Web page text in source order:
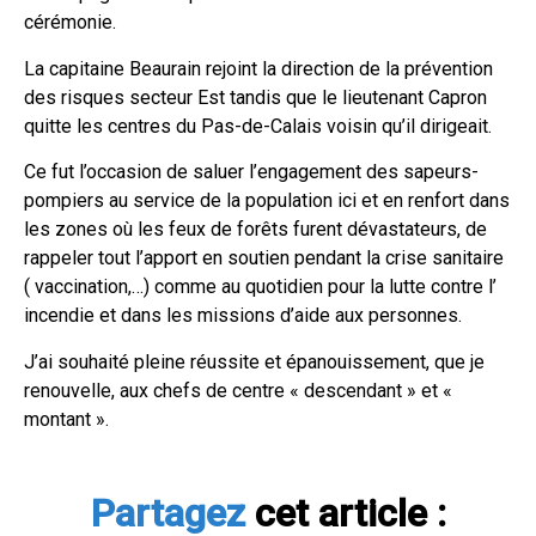
cérémonie.
La capitaine Beaurain rejoint la direction de la prévention
des risques secteur Est tandis que le lieutenant Capron
quitte les centres du Pas-de-Calais voisin qu’il dirigeait.
Ce fut l’occasion de saluer l’engagement des sapeurs-
pompiers au service de la population ici et en renfort dans
les zones où les feux de forêts furent dévastateurs, de
rappeler tout l’apport en soutien pendant la crise sanitaire
( vaccination,…) comme au quotidien pour la lutte contre l’
incendie et dans les missions d’aide aux personnes.
J’ai souhaité pleine réussite et épanouissement, que je
renouvelle, aux chefs de centre « descendant » et «
montant ».
Partagezcet article :